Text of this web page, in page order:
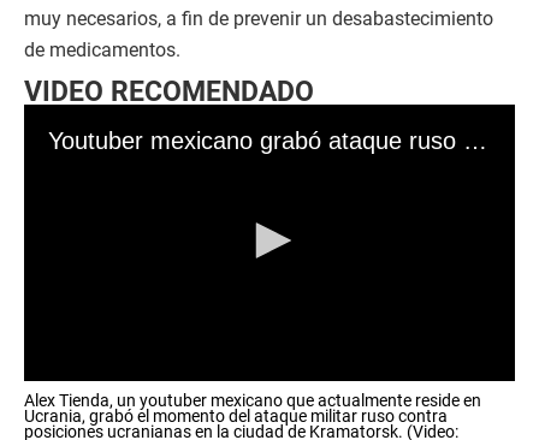
muy necesarios, a fin de prevenir un desabastecimiento
de medicamentos.
VIDEO RECOMENDADO
Youtuber mexicano grabó ataque ruso en Ucrania
s
e
Alex Tienda, un youtuber mexicano que actualmente reside en
Ucrania, grabó el momento del ataque militar ruso contra
posiciones ucranianas en la ciudad de Kramatorsk. (Video: